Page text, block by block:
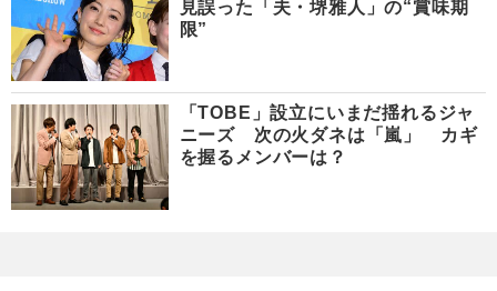
見誤った「夫・堺雅人」の“賞味期
限”
「TOBE」設立にいまだ揺れるジャ
ニーズ 次の火ダネは「嵐」 カギ
を握るメンバーは？